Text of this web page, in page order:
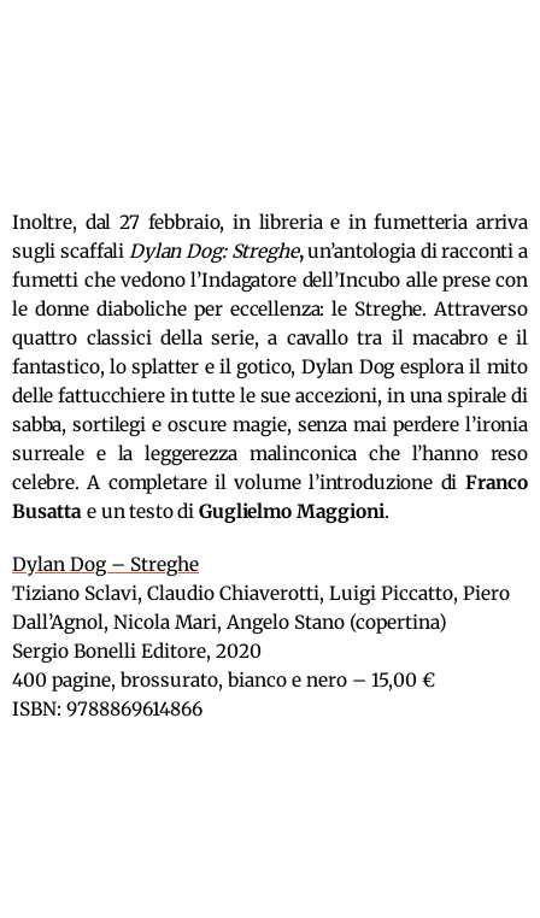
Inoltre, dal 27 febbraio, in libreria e in fumetteria arriva
sugli scaffaliDylan Dog: Streghe,un’antologia di racconti a
fumetti che vedono l’Indagatore dell’Incubo alle prese con
le donne diaboliche per eccellenza: le Streghe. Attraverso
quattro classici della serie, a cavallo tra il macabro e il
fantastico, lo splatter e il gotico, Dylan Dog esplora il mito
delle fattucchiere in tutte le sue accezioni, in una spirale di
sabba, sortilegi e oscure magie, senza mai perdere l’ironia
surreale e la leggerezza malinconica che l’hanno reso
celebre. A completare il volume l’introduzione di Franco
Busatta e un testo diGuglielmo Maggioni.
Dylan Dog – Streghe
Tiziano Sclavi, Claudio Chiaverotti, Luigi Piccatto, Piero
Dall’Agnol, Nicola Mari, Angelo Stano (copertina)
Sergio Bonelli Editore, 2020
400 pagine, brossurato, bianco e nero – 15,00 €
ISBN: 9788869614866